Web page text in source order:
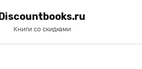
Discountbooks.ru
Книги со скидками